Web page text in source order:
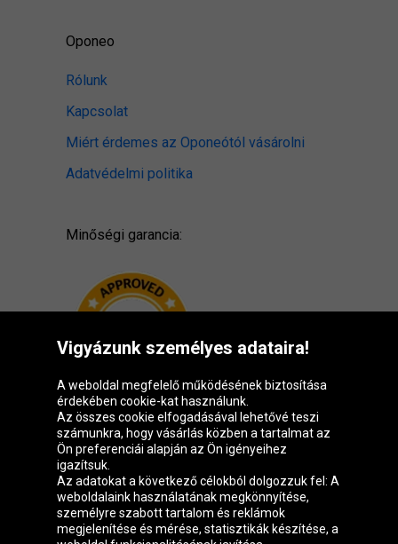
Oponeo
Rólunk
Kapcsolat
Miért érdemes az Oponeótól vásárolni
Adatvédelmi politika
Minőségi garancia:
Oponeo csoport
Vigyázunk személyes adataira!
A weboldal megfelelő működésének biztosítása
érdekében cookie-kat használunk.
Az összes cookie elfogadásával lehetővé teszi
számunkra, hogy vásárlás közben a tartalmat az
Ön preferenciái alapján az Ön igényeihez
igazítsuk.
Az adatokat a következő célokból dolgozzuk fel: A
weboldalaink használatának megkönnyítése,
személyre szabott tartalom és reklámok
megjelenítése és mérése, statisztikák készítése, a